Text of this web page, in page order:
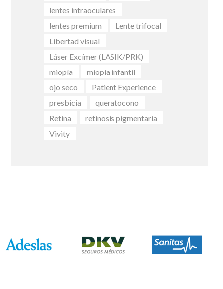
lentes intraoculares
lentes premium
Lente trifocal
Libertad visual
Láser Excímer (LASIK/PRK)
miopía
miopía infantil
ojo seco
Patient Experience
presbicia
queratocono
Retina
retinosis pigmentaria
Vivity